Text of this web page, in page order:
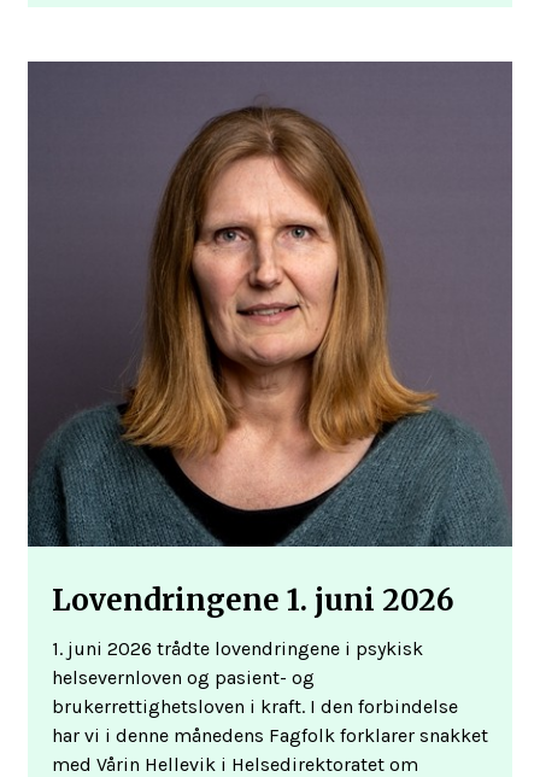
Lovendringene 1. juni 2026
1. juni 2026 trådte lovendringene i psykisk
helsevernloven og pasient- og
brukerrettighetsloven i kraft. I den forbindelse
har vi i denne månedens Fagfolk forklarer snakket
med Vårin Hellevik i Helsedirektoratet om